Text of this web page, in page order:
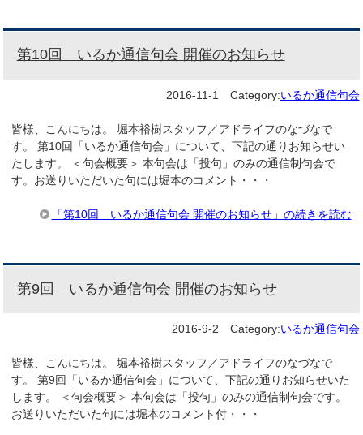
第10回 いるか通信句会 開催のお知らせ
2016-11-1 Category:いるか通信句会
皆様、こんにちは。 堀本裕樹スタッフ／アドライフのなづなで
す。 第10回「いるか通信句会」について、下記の通りお知らせい
たします。 ＜句会概要＞ 本句会は「投句」のみの通信制句会で
す。お送りいただいた句には堀本のコメント・・・
「第10回 いるか通信句会 開催のお知らせ」の続きを読む
第9回 いるか通信句会 開催のお知らせ
2016-9-2 Category:いるか通信句会
皆様、こんにちは。 堀本裕樹スタッフ／アドライフのなづなで
す。 第9回「いるか通信句会」について、下記の通りお知らせいた
します。 ＜句会概要＞ 本句会は「投句」のみの通信制句会です。
お送りいただいた句には堀本のコメント付・・・